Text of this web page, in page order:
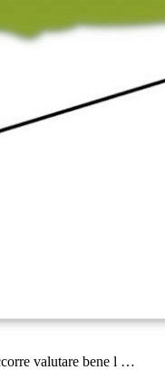
valutare bene l …